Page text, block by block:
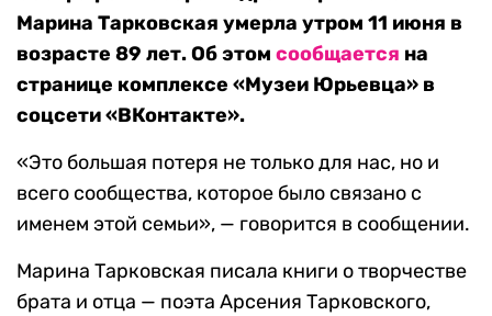
Марина Тарковская умерла утром 11 июня в
возрасте 89 лет. Об этом сообщается на
странице комплексе «Музеи Юрьевца» в
соцсети «ВКонтакте».
«Это большая потеря не только для нас, но и
всего сообщества, которое было связано с
именем этой семьи», — говорится в сообщении.
Марина Тарковская писала книги о творчестве
брата и отца — поэта Арсения Тарковского,